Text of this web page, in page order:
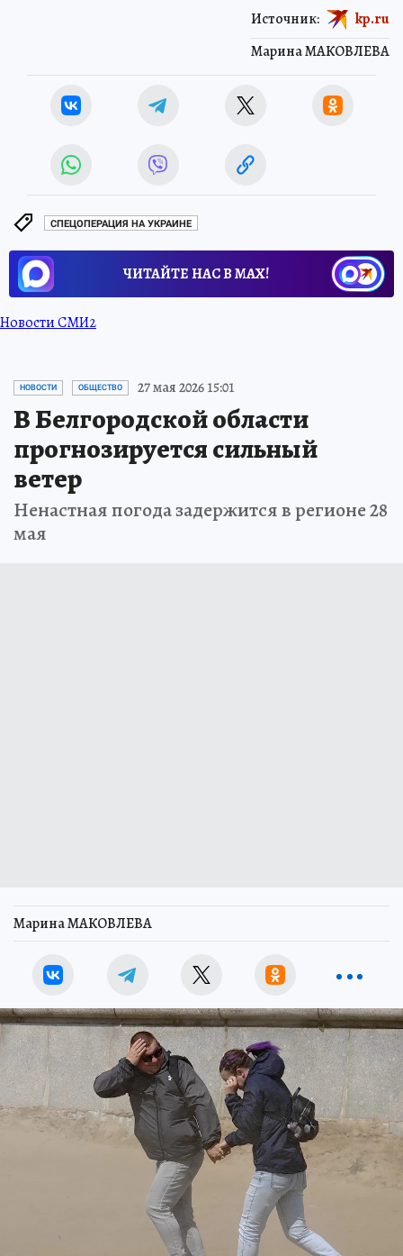
Марина МАКОВЛЕВА
Источник: kp.ru
СПЕЦОПЕРАЦИЯ НА УКРАИНЕ
ЧИТАЙТЕ НАС В МАХ!
Новости СМИ2
НОВОСТИ ОБЩЕСТВО 27 мая 2026 15:01
В Белгородской области
прогнозируется сильный
ветер
Ненастная погода задержится в регионе 28
мая
Марина МАКОВЛЕВА